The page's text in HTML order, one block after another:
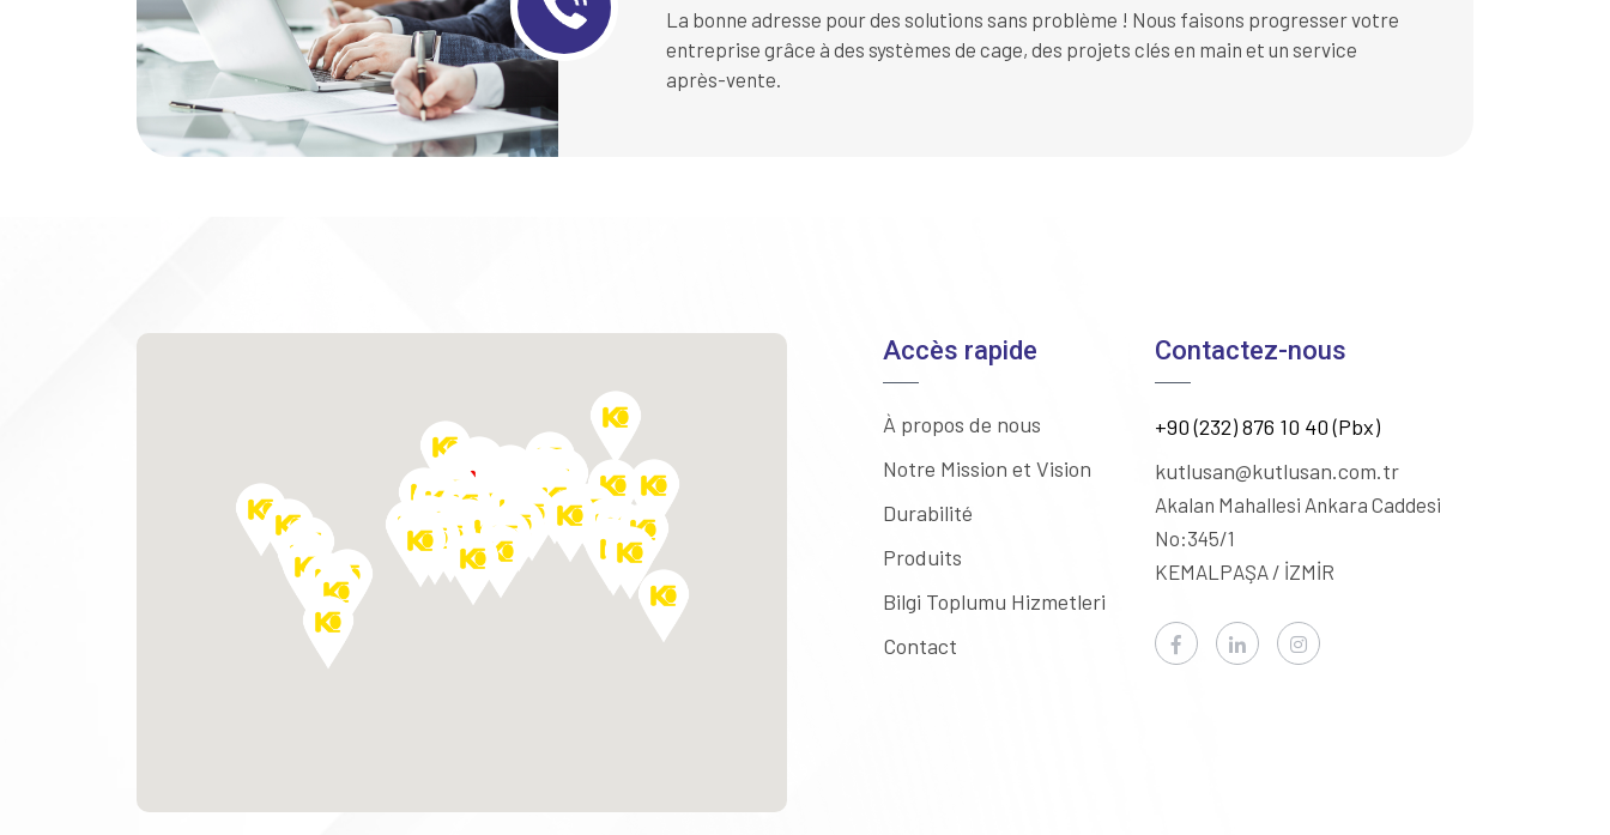
La bonne adresse pour des solutions sans problème ! Nous faisons progresser votre
entreprise grâce à des systèmes de cage, des projets clés en main et un service
après-vente.
Accès rapide
À propos de nous
Notre Mission et Vision
Durabilité
Produits
Bilgi Toplumu Hizmetleri
Contact
Contactez-nous
+90 (232) 876 10 40 (Pbx)
kutlusan@kutlusan.com.tr
Akalan Mahallesi Ankara Caddesi
No:345/1
KEMALPAŞA / İZMİR